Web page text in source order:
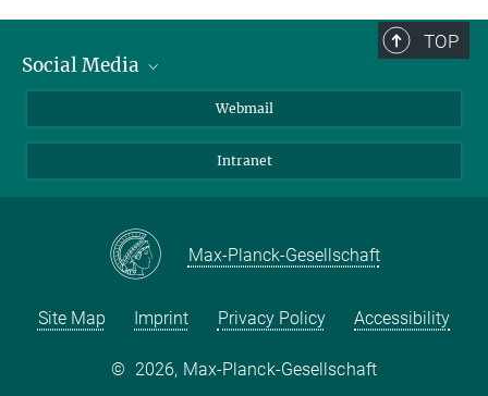
TOP
Social Media
YouTube
Webmail
Intranet
Max-Planck-Gesellschaft
Site Map Imprint Privacy Policy Accessibility
© 2026, Max-Planck-Gesellschaft